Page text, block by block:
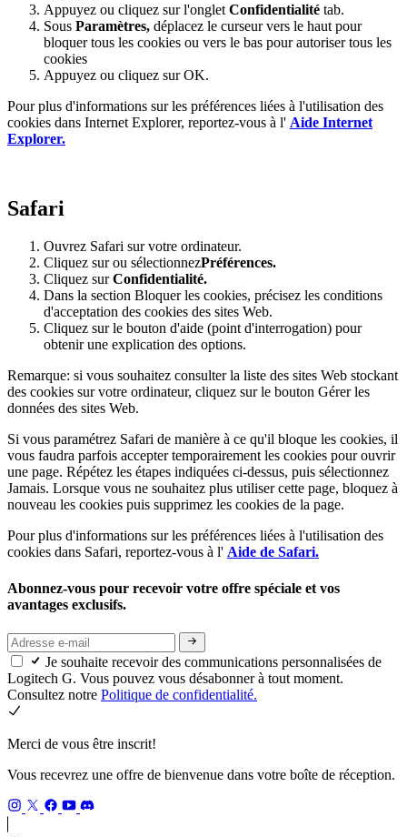
Appuyez ou cliquez sur l'onglet Confidentialité tab.
Sous Paramètres, déplacez le curseur vers le haut pour
bloquer tous les cookies ou vers le bas pour autoriser tous les
cookies
Appuyez ou cliquez sur OK.
Pour plus d'informations sur les préférences liées à l'utilisation des
cookies dans Internet Explorer, reportez-vous à l' Aide Internet
Explorer.
Safari
Ouvrez Safari sur votre ordinateur.
Cliquez sur ou sélectionnezPréférences.
Cliquez surConfidentialité.
Dans la section Bloquer les cookies, précisez les conditions
d'acceptation des cookies des sites Web.
Cliquez sur le bouton d'aide (point d'interrogation) pour
obtenir une explication des options.
Remarque: si vous souhaitez consulter la liste des sites Web stockant
des cookies sur votre ordinateur, cliquez sur le bouton Gérer les
données des sites Web.
Si vous paramétrez Safari de manière à ce qu'il bloque les cookies, il
vous faudra parfois accepter temporairement les cookies pour ouvrir
une page. Répétez les étapes indiquées ci-dessus, puis sélectionnez
Jamais. Lorsque vous ne souhaitez plus utiliser cette page, bloquez à
nouveau les cookies puis supprimez les cookies de la page.
Pour plus d'informations sur les préférences liées à l'utilisation des
cookies dans Safari, reportez-vous à l' Aide de Safari.
Abonnez-vous pour recevoir votre offre spéciale et vos
avantages exclusifs.
Je souhaite recevoir des communications personnalisées de
Logitech G. Vous pouvez vous désabonner à tout moment.
Consultez notre Politique de confidentialité.
Merci de vous être inscrit!
Vous recevrez une offre de bienvenue dans votre boîte de réception.